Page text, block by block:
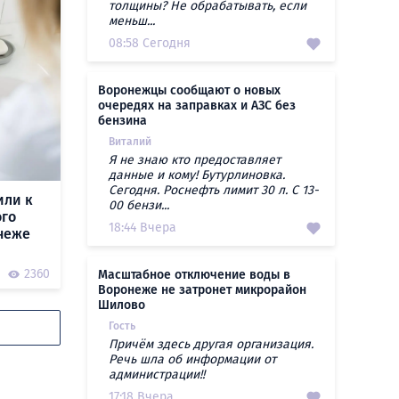
к
2360
толщины? Не обрабатывать, если
меньш...
08:58 Сегодня
Воронежцы сообщают о новых
очередях на заправках и АЗС без
бензина
Виталий
Я не знаю кто предоставляет
данные и кому! Бутурлиновка.
Сегодня. Роснефть лимит 30 л. С 13-
00 бензи...
18:44 Вчера
Масштабное отключение воды в
Воронеже не затронет микрорайон
Шилово
Гость
Причём здесь другая организация.
Речь шла об информации от
администрации!!